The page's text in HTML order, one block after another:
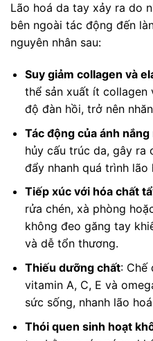
Lão hoá da tay xảy ra do
bên ngoài tác động đến
nguyên nhân sau:
Suy giảm collagen và
thể sản xuất ít collagen
độ đàn hồi, trở nên
Tác động của ánh
hủy cấu trúc da, gây ra
đẩy nhanh quá trình lão
Tiếp xúc với hóa chất
rửa chén, xà phòng
không đeo găng tay
và dễ tổn thương.
Thiếu dưỡng chất: Chế
vitamin A, C, E và
sức sống, nhanh lão
Thói quen sinh hoạt